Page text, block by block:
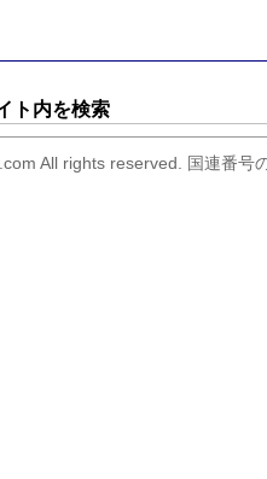
ト内を検索
All rights reserved. 国連番号